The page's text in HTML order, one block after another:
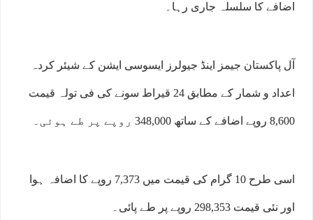
اضافے کا سلسلہ جاری رہا۔
آل پاکستان جیمز اینڈ جیولرز ایسوسی ایشن کے شیئر کردہ
اعداد و شمار کے مطابق 24 قیراط سونے کی فی تولہ قیمت
8,600 روپے اضافے کے ساتھ 348,000 روپے پر طے ہوئی۔
اسی طرح 10 گرام کی قیمت میں 7,373 روپے کا اضافہ ہوا
اور نئی قیمت 298,353 روپے پر طے پائی۔